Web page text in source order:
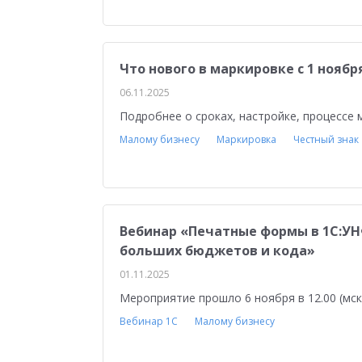
Мобильное приложение АЗС
Отраслевые решения 1С:Мобильная касса
1С:ERP Управление предприятием
Управление закупками Управление
Управление ассортиментом Конкурс
Изменения законодательства 1СПАРК
Повышение эффективности бизнеса
Проектные решения Оптовая торговля
Что нового в маркировке с 1
06.11.2025
Подробнее о сроках, настройке,
Малому бизнесу Маркировка Честный знак
Вебинар «Печатные формы в
больших бюджетов и кода»
01.11.2025
Мероприятие прошло 6 ноября в 12.00
Вебинар 1С Малому бизнесу